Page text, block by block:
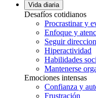
Vida diaria
Desafíos cotidianos
Procrastinar y
Enfoque y
Seguir
Hiperactividad
Habilidades
Mantenerse
Emociones intensas
Confianza y
Frustración